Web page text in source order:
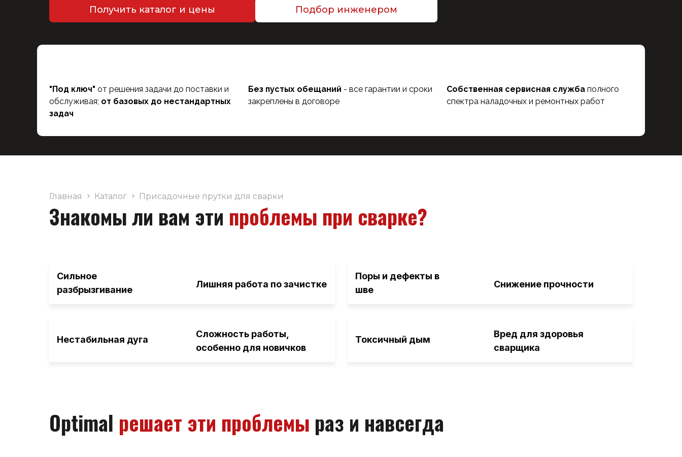
Получить каталог и цены Подбор инженером
"Под ключ" от решения задачи до поставки и
обслуживая; от базовых до нестандартных
задач
Без пустых обещаний - все гарантии и сроки
закреплены в договоре
Собственная сервисная службаполного
спектра наладочных и ремонтных работ
Главная Каталог Присадочные прутки для сварки
Знакомы ли вам эти проблемы при сварке?
Сильное
разбрызгивание
Лишняя работа по зачистке
Поры и дефекты в
шве
Снижение прочности
Нестабильная дуга
Сложность работы,
особенно для новичков
Токсичный дым
Вред для здоровья
сварщика
Optimal решает эти проблемы раз и навсегда